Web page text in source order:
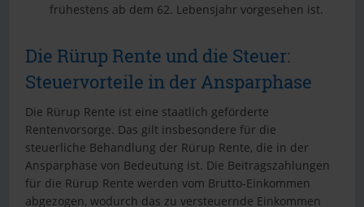
frühestens ab dem 62. Lebensjahr vorgesehen ist.
Die Rürup Rente und die Steuer:
Steuervorteile in der Ansparphase
Die Rürup Rente ist eine staatlich geförderte
Rentenvorsorge. Das gilt insbesondere für die
steuerliche Behandlung der Rürup Rente, die in der
Ansparphase von Bedeutung ist. Die Beitragszahlungen
für die Rürup Rente werden vom Brutto-Einkommen
abgezogen, wodurch das zu versteuernde Einkommen